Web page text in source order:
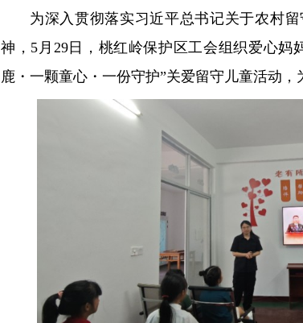
为深入贯彻落实习近平总书记关于农村
神，5月29日，桃红岭保护区工会组织爱心妈
鹿・一颗童心・一份守护”关爱留守儿童活动，